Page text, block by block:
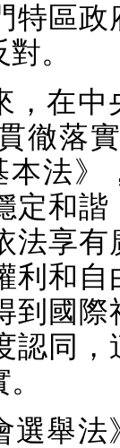
特區政
。
，在中
徹落
本法》
定和諧
法享有
利和自
到國際
認同，
選舉法